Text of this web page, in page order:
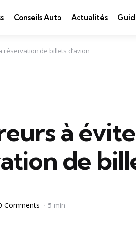
Conseils Auto Actualités
réservation de billets d’avion
à
de
Comments 5 min